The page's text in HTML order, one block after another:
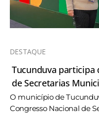
DESTAQUE
Tucunduva participa
de Secretarias
O município de
Congresso Nacional de